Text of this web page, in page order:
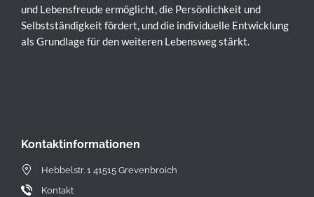
und Lebensfreude ermöglicht, die Persönlichkeit und
Selbstständigkeit fördert, und die individuelle Entwicklung
als Grundlage für den weiteren Lebensweg stärkt.
Kontaktinformationen
Hebbelstr. 1 41515 Grevenbroich
Kontakt